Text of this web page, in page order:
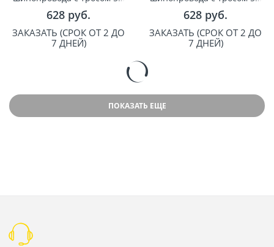
белый IEK арт LPK0D-KPT-
05-K01
628 руб.
ЗАКАЗАТЬ (СРОК ОТ 2 ДО
7 ДНЕЙ)
черный IEK арт LPK0D-KPT-
05-K02
628 руб.
ЗАКАЗАТЬ (СРОК ОТ 2 ДО
7 ДНЕЙ)
ПОКАЗАТЬ ЕЩЕ